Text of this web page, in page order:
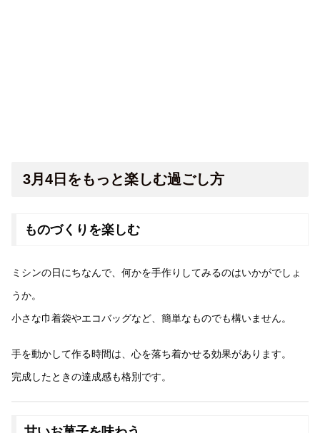
3月4日をもっと楽しむ過ごし方
ものづくりを楽しむ
ミシンの日にちなんで、何かを手作りしてみるのはいかがでしょ
うか。
小さな巾着袋やエコバッグなど、簡単なものでも構いません。
手を動かして作る時間は、心を落ち着かせる効果があります。
完成したときの達成感も格別です。